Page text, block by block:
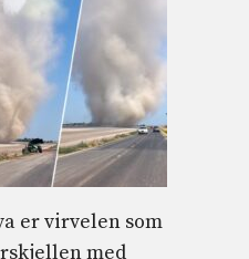
er virvelen som
med